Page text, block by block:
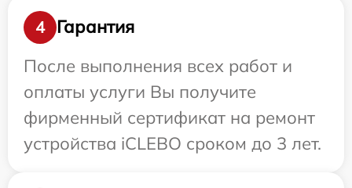
4
Гарантия
После выполнения всех работ и
оплаты услуги Вы получите
фирменный сертификат на ремонт
устройства iCLEBO сроком до 3 лет.